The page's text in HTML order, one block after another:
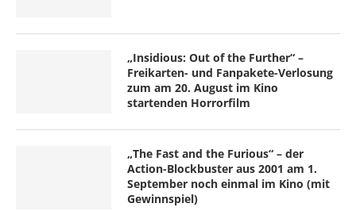
„Insidious: Out of the Further“ –
Freikarten- und Fanpakete-Verlosung
zum am 20. August im Kino
startenden Horrorfilm
„The Fast and the Furious“ – der
Action-Blockbuster aus 2001 am 1.
September noch einmal im Kino (mit
Gewinnspiel)